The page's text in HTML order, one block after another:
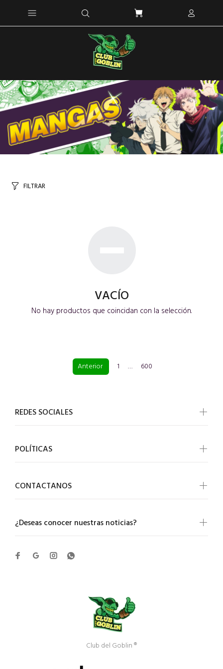
FILTRAR
VACÍO
No hay productos que coincidan con la selección.
Anterior 1 … 600
¿Deseas conocer nuestras noticias?
REDES SOCIALES
POLÍTICAS
CONTACTANOS
Club del Goblin ®